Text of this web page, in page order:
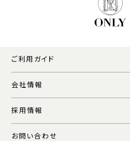
ご利用ガイド
会社情報
採用情報
お問い合わせ